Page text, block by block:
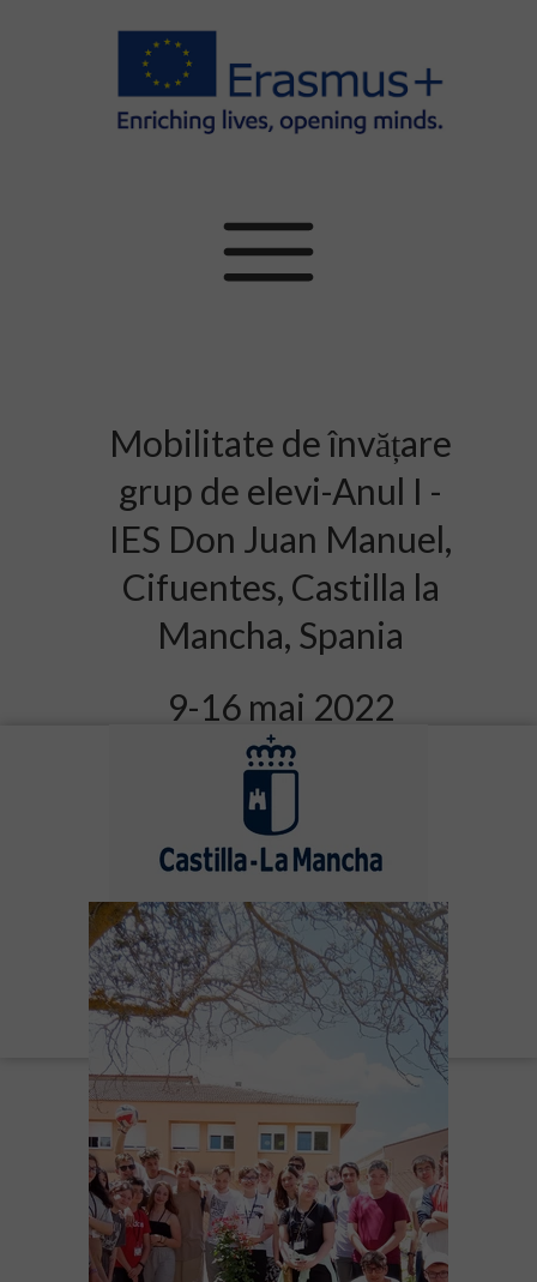
Prezentarea mobilității
Mobilitate de învățare
grup de elevi-Anul I -
IES Don Juan Manuel,
Cifuentes, Castilla la
Mancha, Spania
9-16 mai 2022